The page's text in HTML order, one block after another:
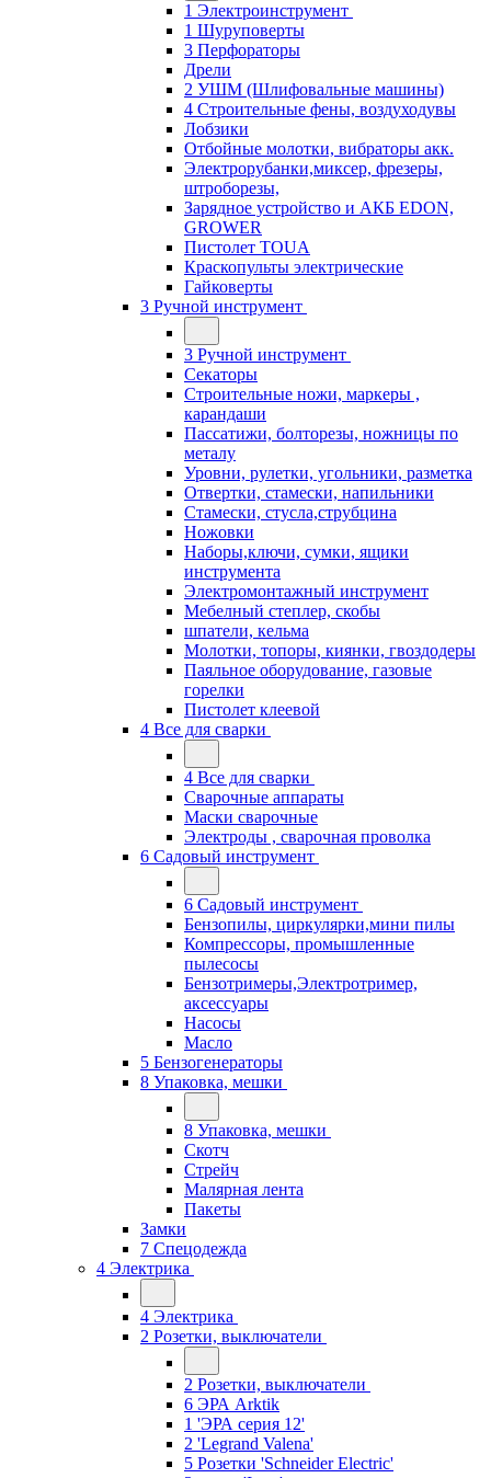
1 Электроинструмент
1 Шуруповерты
3 Перфораторы
Дрели
2 УШМ (Шлифовальные машины)
4 Строительные фены, воздуходувы
Лобзики
Отбойные молотки, вибраторы акк.
Электрорубанки,миксер, фрезеры,
штроборезы,
Зарядное устройство и АКБ EDON,
GROWER
Пистолет TOUA
Краскопульты электрические
Гайковерты
3 Ручной инструмент
3 Ручной инструмент
Cекаторы
Строительные ножи, маркеры ,
карандаши
Пассатижи, болторезы, ножницы по
металу
Уровни, рулетки, угольники, разметка
Отвертки, стамески, напильники
Стамески, стусла,струбцина
Ножовки
Наборы,ключи, сумки, ящики
инструмента
Электромонтажный инструмент
Мебелный степлер, скобы
шпатели, кельма
Молотки, топоры, киянки, гвоздодеры
Паяльное оборудование, газовые
горелки
Пистолет клеевой
4 Все для сварки
4 Все для сварки
Сварочные аппараты
Маски сварочные
Электроды , сварочная проволка
6 Садовый инструмент
6 Садовый инструмент
Бензопилы, циркулярки,мини пилы
Компрессоры, промышленные
пылесосы
Бензотримеры,Электротример,
аксессуары
Насосы
Масло
5 Бензогенераторы
8 Упаковка, мешки
8 Упаковка, мешки
Скотч
Стрейч
Малярная лента
Пакеты
Замки
7 Спецодежда
4 Электрика
4 Электрика
2 Розетки, выключатели
2 Розетки, выключатели
6 ЭРА Arktik
1 'ЭРА серия 12'
2 'Legrand Valena'
5 Розетки 'Schneider Electric'